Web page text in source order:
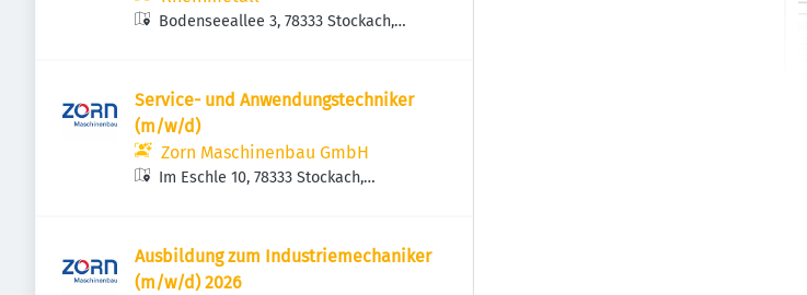
Bodenseeallee 3, 78333 Stockach,
Service- und Anwendungstechniker
(m/w/d)
Zorn Maschinenbau GmbH
Im Eschle 10, 78333 Stockach,
Ausbildung zum Industriemechaniker
(m/w/d) 2026